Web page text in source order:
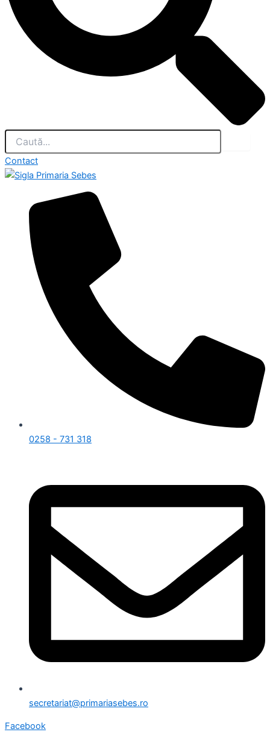
Contact
0258 - 731 318
secretariat@primariasebes.ro
Facebook